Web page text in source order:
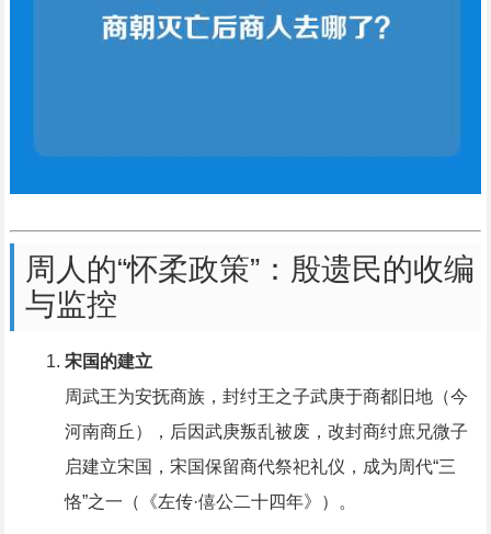
周人的“怀柔政策”：殷遗民的收编
与监控
宋国的建立
周武王为安抚商族，封纣王之子武庚于商都旧地（今
河南商丘），后因武庚叛乱被废，改封商纣庶兄微子
启建立宋国，宋国保留商代祭祀礼仪，成为周代“三
恪”之一（《左传·僖公二十四年》）。